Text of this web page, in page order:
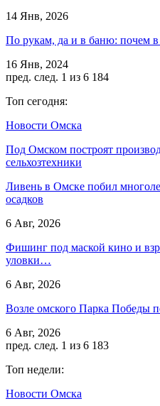
14 Янв, 2026
По рукам, да и в баню: почем
16 Янв, 2024
пред. след. 1 из 6 184
Топ сегодня:
Новости Омска
Под Омском построят
сельхозтехники
Ливень в Омске побил
осадков
6 Авг, 2026
Фишинг под маской кино и
уловки…
6 Авг, 2026
Возле омского Парка Победы
6 Авг, 2026
пред. след. 1 из 6 183
Топ недели:
Новости Омска